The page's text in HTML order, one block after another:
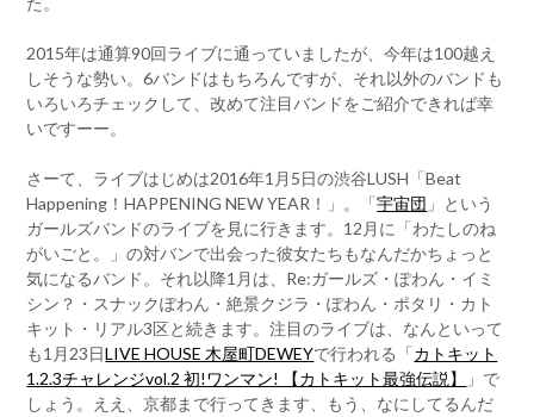
2015年は通算90回ライブに通っていましたが、今年は100越え
しそうな勢い。6バンドはもちろんですが、それ以外のバンドも
いろいろチェックして、改めて注目バンドをご紹介できれば幸
いですーー。
さーて、ライブはじめは2016年1月5日の渋谷LUSH「Beat
Happening！HAPPENING NEW YEAR！」。「宇宙団 」という
ガールズバンドのライブを見に行きます。12月に「わたしのね
がいごと。」の対バンで出会った彼女たちもなんだかちょっと
気になるバンド。それ以降1月は、Re:ガールズ・ぽわん・イミ
シン？・スナックぽわん・絶景クジラ・ぽわん・ポタリ・カト
キット・リアル3区と続きます。注目のライブは、なんといって
も1月23日LIVE HOUSE 木屋町DEWEYで行われる「カトキット
1.2.3チャレンジvol.2 初!ワンマン! 【カトキット最強伝説】
」で
しょう。ええ、京都まで行ってきます、もう、なにしてるんだ